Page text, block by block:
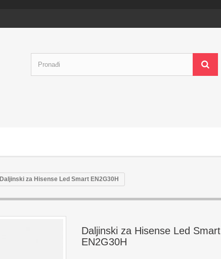
Daljinski za Hisense Led Smart EN2G30H
Daljinski za Hisense Led Smart
EN2G30H